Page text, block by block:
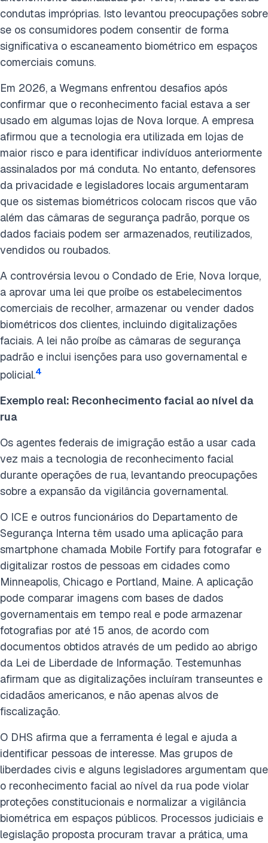
condutas impróprias. Isto levantou preocupações sobre
se os consumidores podem consentir de forma
significativa o escaneamento biométrico em espaços
comerciais comuns.
Em 2026, a Wegmans enfrentou desafios após
confirmar que o reconhecimento facial estava a ser
usado em algumas lojas de Nova Iorque. A empresa
afirmou que a tecnologia era utilizada em lojas de
maior risco e para identificar indivíduos anteriormente
assinalados por má conduta. No entanto, defensores
da privacidade e legisladores locais argumentaram
que os sistemas biométricos colocam riscos que vão
além das câmaras de segurança padrão, porque os
dados faciais podem ser armazenados, reutilizados,
vendidos ou roubados.
A controvérsia levou o Condado de Erie, Nova Iorque,
a aprovar uma lei que proíbe os estabelecimentos
comerciais de recolher, armazenar ou vender dados
biométricos dos clientes, incluindo digitalizações
faciais. A lei não proíbe as câmaras de segurança
padrão e inclui isenções para uso governamental e
policial.4
Exemplo real: Reconhecimento facial ao nível da
rua
Os agentes federais de imigração estão a usar cada
vez mais a tecnologia de reconhecimento facial
durante operações de rua, levantando preocupações
sobre a expansão da vigilância governamental.
O ICE e outros funcionários do Departamento de
Segurança Interna têm usado uma aplicação para
smartphone chamada Mobile Fortify para fotografar e
digitalizar rostos de pessoas em cidades como
Minneapolis, Chicago e Portland, Maine. A aplicação
pode comparar imagens com bases de dados
governamentais em tempo real e pode armazenar
fotografias por até 15 anos, de acordo com
documentos obtidos através de um pedido ao abrigo
da Lei de Liberdade de Informação. Testemunhas
afirmam que as digitalizações incluíram transeuntes e
cidadãos americanos, e não apenas alvos de
fiscalização.
O DHS afirma que a ferramenta é legal e ajuda a
identificar pessoas de interesse. Mas grupos de
liberdades civis e alguns legisladores argumentam que
o reconhecimento facial ao nível da rua pode violar
proteções constitucionais e normalizar a vigilância
biométrica em espaços públicos. Processos judiciais e
legislação proposta procuram travar a prática, uma